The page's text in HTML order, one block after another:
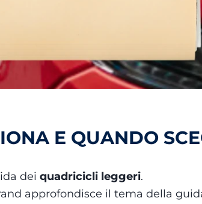
E QUANDO
dei quadricicli leggeri.
approfondisce il tema della